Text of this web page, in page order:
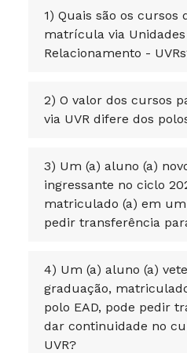
1) Quais são os cursos
matrícula via
Relacionamento -
2) O valor dos cursos
via UVR difere dos
3) Um (a) aluno (a)
ingressante no ciclo
matriculado (a) em um
pedir transferência
4) Um (a) aluno (a)
graduação,
polo EAD, pode pedir
dar continuidade no
UVR?